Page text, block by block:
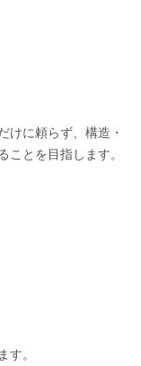
けに頼らず、構造・
ことを目指します。
す。